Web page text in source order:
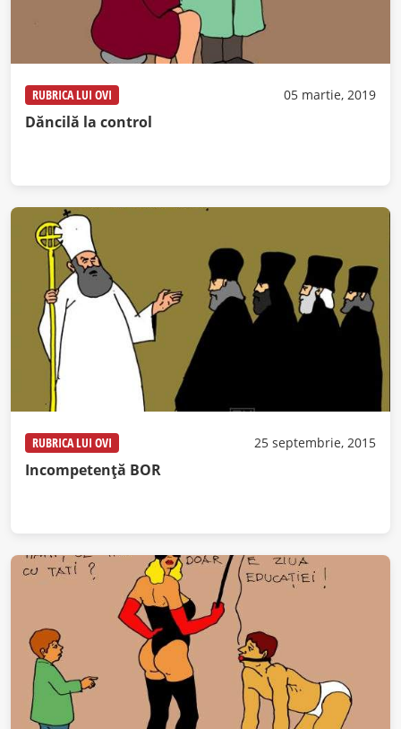
RUBRICA LUI OVI 05 martie, 2019
Dăncilă la control
RUBRICA LUI OVI 25 septembrie, 2015
Incompetență BOR